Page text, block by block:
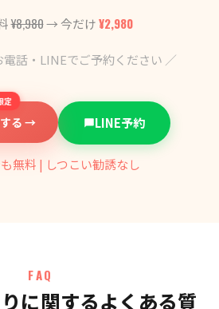
¥8,980→ 今だけ¥2,980
話・LINEでご予約ください ／
定
る → LINE予約
無料 | しつこい勧誘なし
FAQ
に関するよくある質